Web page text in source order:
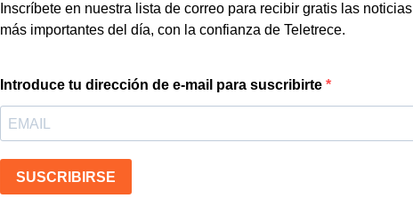
Inscríbete en nuestra lista de correo para recibir gratis las noticias
más importantes del día, con la confianza de Teletrece.
Introduce tu dirección de e-mail para suscribirte
SUSCRIBIRSE